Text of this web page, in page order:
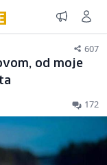
607
od moje
172